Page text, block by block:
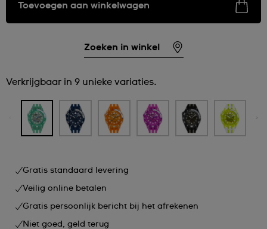
Toevoegen aan winkelwagen
Zoeken in winkel
Verkrijgbaar in 9 unieke variaties.
Gratis standaard levering
Veilig online betalen
Gratis persoonlijk bericht bij het afrekenen
Niet goed, geld terug